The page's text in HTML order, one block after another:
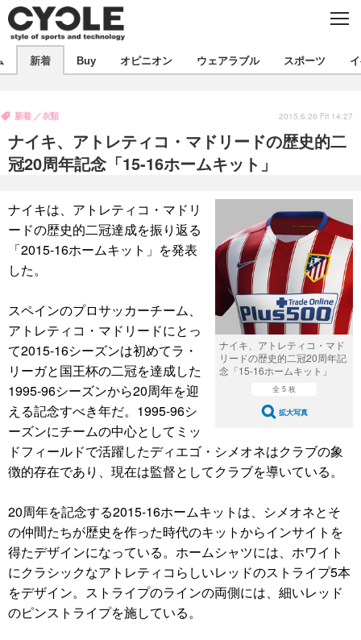
C
E
衣類
飲食
バックナンバー
インプレ
ボイス
デバイス
ビジネス
国内
スポーツ
選手
写真
動画
試乗会
スポーツ
ツアー
文化
芸能
出版／映画
ファッション
デザイン
写真
動画
ライフ
政治
ハウツー
新着 Buy オピニオン ウェアラブル スポーツ
ナイキ、アトレティコ・マドリードの歴史的二
冠20周年記念「15-16ホームキット」
新着 衣類 2015.6.26 Fri 14:27
ナイキ、アトレティコ・マド
リードの歴史的二冠20周年記
念「15-16ホームキット」
全 5 枚
拡大写真
ナイキは、アトレティコ・マドリ
ードの歴史的二冠達成を振り返る
「2015-16ホームキット」を発表
した。
スペインのプロサッカーチーム、
アトレティコ・マドリードにとっ
て2015-16シーズンは初めてラ・
リーガと国王杯の二冠を達成した
1995-96シーズンから20周年を迎
える記念すべき年だ。1995-96シ
ーズンにチームの中心としてミッ
ドフィールドで活躍したディエゴ・シメオネはクラブの象
徴的存在であり、現在は監督としてクラブを導いている。
20周年を記念する2015-16ホームキットは、シメオネとそ
の仲間たちが歴史を作った時代のキットからインサイトを
得たデザインになっている。ホームシャツには、ホワイト
にクラシックなアトレティコらしいレッドのストライプ5本
をデザイン。ストライプのラインの両側には、細いレッド
のピンストライプを施している。